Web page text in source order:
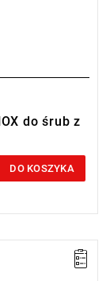
do śrub z
DO KOSZYKA